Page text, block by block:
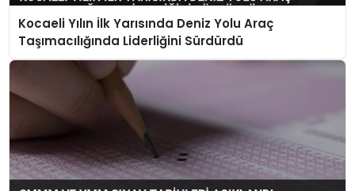
Kocaeli Yılın İlk Yarısında Deniz Yolu Araç
Taşımacılığında Liderliğini Sürdürdü